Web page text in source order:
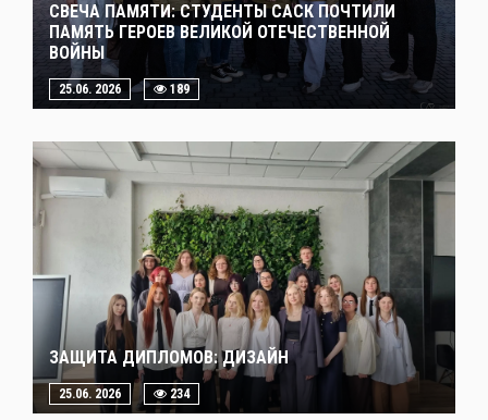
СВЕЧА ПАМЯТИ: СТУДЕНТЫ САСК ПОЧТИЛИ
ПАМЯТЬ ГЕРОЕВ ВЕЛИКОЙ ОТЕЧЕСТВЕННОЙ
ВОЙНЫ
25.06. 2026 189
ЗАЩИТА ДИПЛОМОВ: ДИЗАЙН
25.06. 2026 234